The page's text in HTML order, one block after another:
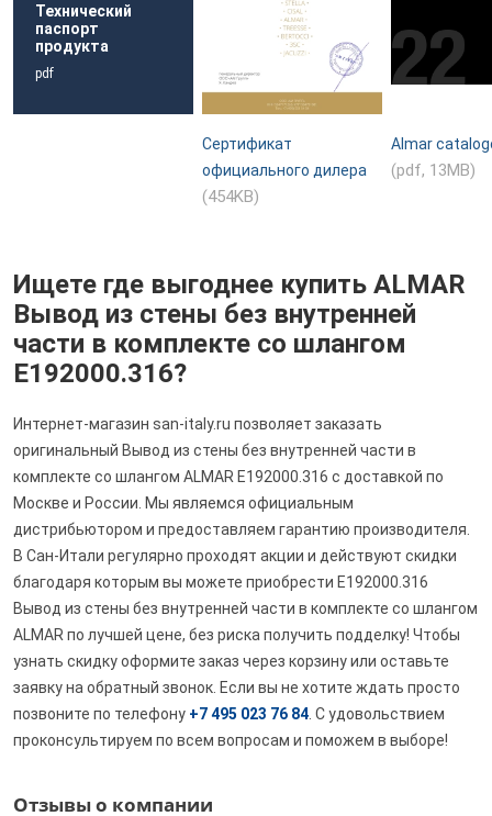
Технический
паспорт
продукта
pdf
Сертификат
официального дилера
(454KB)
Almar
(pdf, 13MB)
Ищете где выгоднее купить ALMAR
Вывод из стены без внутренней
части в комплекте со шлангом
E192000.316?
Интернет-магазин san-italy.ru позволяет заказать
оригинальный Вывод из стены без внутренней части в
комплекте со шлангом ALMAR E192000.316 с доставкой по
Москве и России. Мы являемся официальным
дистрибьютором и предоставляем гарантию производителя.
В Сан-Итали регулярно проходят акции и действуют скидки
благодаря которым вы можете приобрести E192000.316
Вывод из стены без внутренней части в комплекте со шлангом
ALMAR по лучшей цене, без риска получить подделку! Чтобы
узнать скидку оформите заказ через корзину или оставьте
заявку на обратный звонок. Если вы не хотите ждать просто
позвоните по телефону +7 495 023 76 84 . С удовольствием
проконсультируем по всем вопросам и поможем в выборе!
Отзывы о компании